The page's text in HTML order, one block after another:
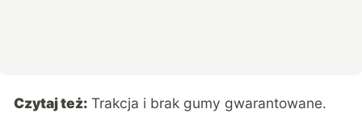
Czytaj też: Trakcja i brak gumy gwarantowane.